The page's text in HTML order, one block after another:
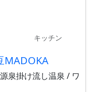
キッチン
MADOKA
泉掛け流し温泉 / ワ